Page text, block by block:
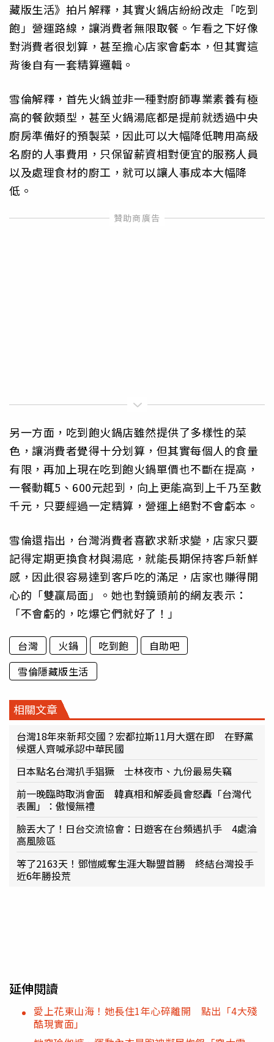
藏版生活》拍片解釋，其實火鍋店紛紛改走「吃到
飽」營運路線，讓消費者無限取餐。乍看之下好像
對消費者很划算，甚至擔心店家會虧本，但其實這
背後自有一套精算邏輯。
雪倫解釋，首先火鍋並非一種對廚師專業素養有極
高的餐飲類型，甚至火鍋湯底都是提前就透過中央
廚房準備好的預製菜，因此可以大幅降低聘用高級
名廚的人事費用，只保留薪資相對便宜的服務人員
以及處理食材的廚工，就可以讓人事成本大幅降
低。
另一方面，吃到飽火鍋店雖然提供了多樣性的菜
色，讓消費者覺得十分划算，但其實每個人的食量
有限，再加上現在吃到飽火鍋單價也不斷在提高，
一餐動輒5、600元起到，向上更能高到上千乃至數
千元，只要經過一定精算，營運上絕對不會虧本。
雪倫還指出，台灣消費者喜歡求新求變，店家只要
記得定期更換食材與湯底，就能長期保持客戶新鮮
感，因此很容易達到客戶吃的滿足，店家也賺得開
心的「雙贏局面」。她也對鏡頭前的網友表示：
「不會虧的，吃爆它們就好了！」
台灣 火鍋 吃到飽
自助吧
雪倫隱藏版生活
相關文章
台灣18年來新邦交國？宏都拉斯11月大選在即 在野黨
候選人齊喊承認中華民國
日本點名台灣扒手猖獗 士林夜市、九份最易失竊
前一晚臨時取消會面 韓真相和解委員會怒轟「台灣代
表團」：傲慢無禮
臉丟大了！日台交流協會：日遊客在台頻遇扒手 4處淪
高風險區
等了2163天！鄧愷威奪生涯大聯盟首勝 終結台灣投手
近6年勝投荒
延伸閱讀
愛上花東山海！她長住1年心碎離開 點出「4大殘
酷現實面」